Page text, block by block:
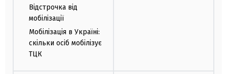
Відстрочка від
мобілізації
Мобілізація в Україні:
скільки осіб мобілізує
ТЦК